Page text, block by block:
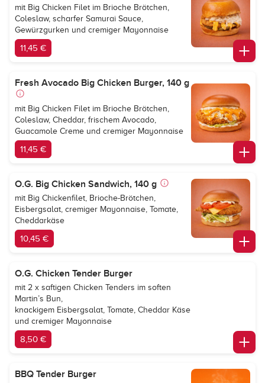
mit Big Chicken Filet im Brioche Brötchen,
Coleslaw, scharfer Samurai Sauce,
Gewürzgurken und cremiger Mayonnaise
11,45 €
Fresh Avocado Big Chicken Burger, 140 g
mit Big Chicken Filet im Brioche Brötchen,
Coleslaw, Cheddar, frischem Avocado,
Guacamole Creme und cremiger Mayonnaise
11,45 €
O.G. Big Chicken Sandwich, 140 g
mit Big Chickenfilet, Brioche-Brötchen,
Eisbergsalat, cremiger Mayonnaise, Tomate,
Cheddarkäse
10,45 €
O.G. Chicken Tender Burger
mit 2 x saftigen Chicken Tenders im soften
Martin’s Bun,
knackigem Eisbergsalat, Tomate, Cheddar Käse
und cremiger Mayonnaise
8,50 €
BBQ Tender Burger